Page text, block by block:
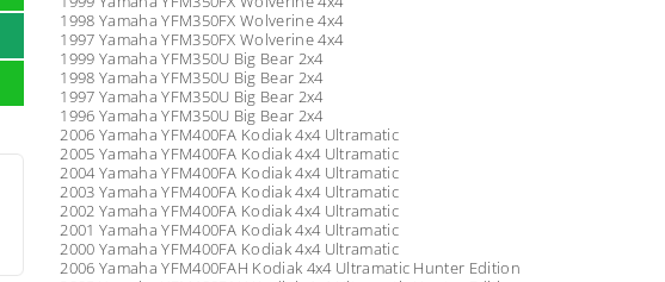
1998 Yamaha YFM350FX Wolverine 4x4
1997 Yamaha YFM350FX Wolverine 4x4
1999 Yamaha YFM350U Big Bear 2x4
1998 Yamaha YFM350U Big Bear 2x4
1997 Yamaha YFM350U Big Bear 2x4
1996 Yamaha YFM350U Big Bear 2x4
2006 Yamaha YFM400FA Kodiak 4x4 Ultramatic
2005 Yamaha YFM400FA Kodiak 4x4 Ultramatic
2004 Yamaha YFM400FA Kodiak 4x4 Ultramatic
2003 Yamaha YFM400FA Kodiak 4x4 Ultramatic
2002 Yamaha YFM400FA Kodiak 4x4 Ultramatic
2001 Yamaha YFM400FA Kodiak 4x4 Ultramatic
2000 Yamaha YFM400FA Kodiak 4x4 Ultramatic
2006 Yamaha YFM400FAH Kodiak 4x4 Ultramatic Hunter Edition